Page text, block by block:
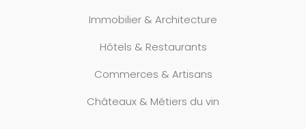
Immobilier & Architecture
Hôtels & Restaurants
Commerces & Artisans
Châteaux & Métiers du vin